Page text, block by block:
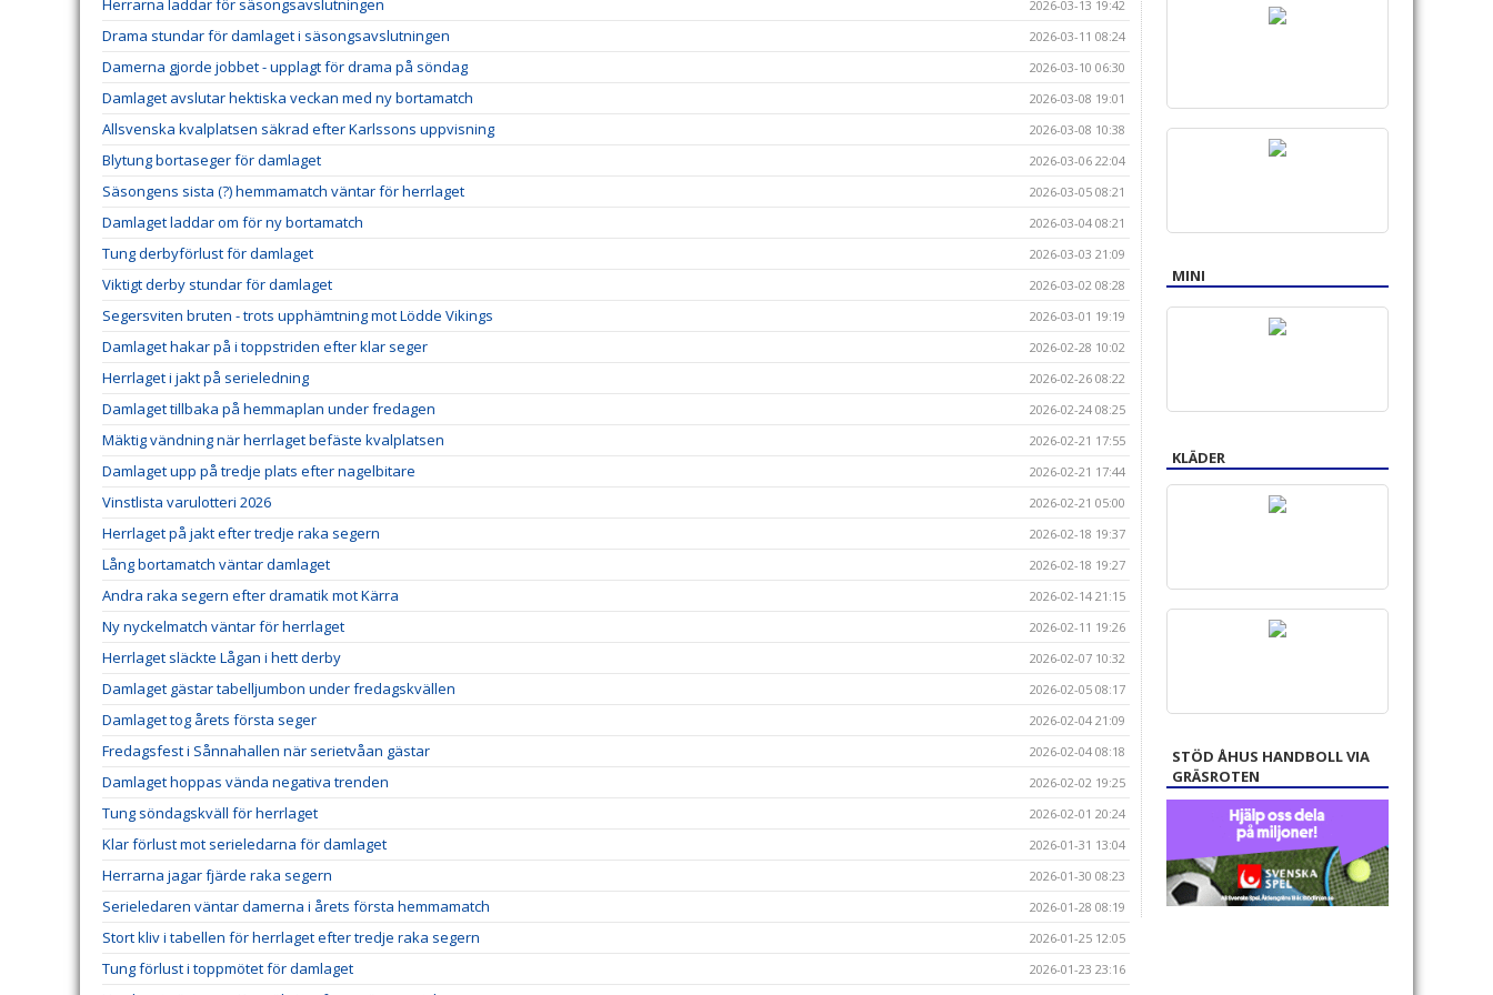
Herrarna laddar för säsongsavslutningen 2026-03-13 19:42
Drama stundar för damlaget i säsongsavslutningen 2026-03-11 08:24
Damerna gjorde jobbet - upplagt för drama på söndag 2026-03-10 06:30
Damlaget avslutar hektiska veckan med ny bortamatch 2026-03-08 19:01
Allsvenska kvalplatsen säkrad efter Karlssons uppvisning 2026-03-08 10:38
Blytung bortaseger för damlaget 2026-03-06 22:04
Säsongens sista (?) hemmamatch väntar för herrlaget 2026-03-05 08:21
Damlaget laddar om för ny bortamatch 2026-03-04 08:21
Tung derbyförlust för damlaget 2026-03-03 21:09
Viktigt derby stundar för damlaget 2026-03-02 08:28
Segersviten bruten - trots upphämtning mot Lödde Vikings 2026-03-01 19:19
Damlaget hakar på i toppstriden efter klar seger 2026-02-28 10:02
Herrlaget i jakt på serieledning 2026-02-26 08:22
Damlaget tillbaka på hemmaplan under fredagen 2026-02-24 08:25
Mäktig vändning när herrlaget befäste kvalplatsen 2026-02-21 17:55
Damlaget upp på tredje plats efter nagelbitare 2026-02-21 17:44
Vinstlista varulotteri 2026 2026-02-21 05:00
Herrlaget på jakt efter tredje raka segern 2026-02-18 19:37
Lång bortamatch väntar damlaget 2026-02-18 19:27
Andra raka segern efter dramatik mot Kärra 2026-02-14 21:15
Ny nyckelmatch väntar för herrlaget 2026-02-11 19:26
Herrlaget släckte Lågan i hett derby 2026-02-07 10:32
Damlaget gästar tabelljumbon under fredagskvällen 2026-02-05 08:17
Damlaget tog årets första seger 2026-02-04 21:09
Fredagsfest i Sånnahallen när serietvåan gästar 2026-02-04 08:18
Damlaget hoppas vända negativa trenden 2026-02-02 19:25
Tung söndagskväll för herrlaget 2026-02-01 20:24
Klar förlust mot serieledarna för damlaget 2026-01-31 13:04
Herrarna jagar fjärde raka segern 2026-01-30 08:23
Serieledaren väntar damerna i årets första hemmamatch 2026-01-28 08:19
Stort kliv i tabellen för herrlaget efter tredje raka segern 2026-01-25 12:05
Tung förlust i toppmötet för damlaget 2026-01-23 23:16
MINI
KLÄDER
STÖD ÅHUS HANDBOLL VIA
GRÄSROTEN